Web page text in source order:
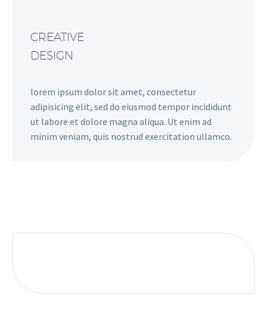
CREATIVE
DESIGN
lorem ipsum dolor sit amet, consectetur
adipisicing elit, sed do eiusmod tempor incididunt
ut labore et dolore magna aliqua. Ut enim ad
minim veniam, quis nostrud exercitation ullamco.